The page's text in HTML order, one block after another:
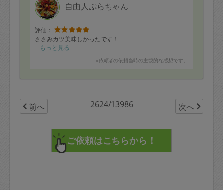
自由人ぷらちゃん
評価：
ささみカツ美味しかったです！
もっと見る
※依頼者の依頼当時の主観的な感想です。
前へ 2624/13986 次へ